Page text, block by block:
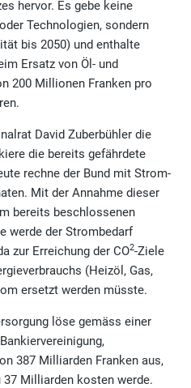
hervor. Es gebe keine
Technologien, sondern
bis 2050) und enthalte
Ersatz von Öl- und
200 Millionen Franken pro
David Zuberbühler die
die bereits gefährdete
rechne der Bund mit Strom-
Mit der Annahme dieser
bereits beschlossenen
werde der Strombedarf
zur Erreichung der CO2-Ziele
(Heizöl, Gas,
ersetzt werden müsste.
löse gemäss einer
387 Milliarden Franken aus,
Milliarden kosten werde.